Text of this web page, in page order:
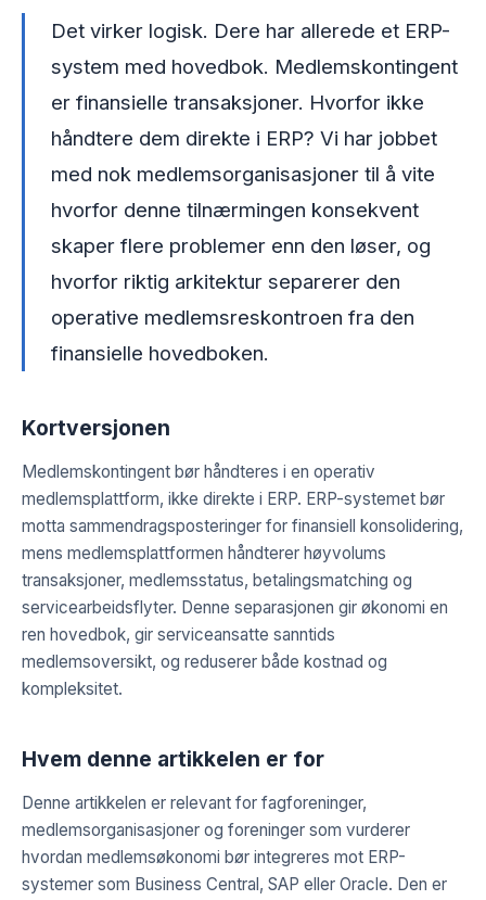
Det virker logisk. Dere har allerede et ERP-
system med hovedbok. Medlemskontingent
er finansielle transaksjoner. Hvorfor ikke
håndtere dem direkte i ERP? Vi har jobbet
med nok medlemsorganisasjoner til å vite
hvorfor denne tilnærmingen konsekvent
skaper flere problemer enn den løser, og
hvorfor riktig arkitektur separerer den
operative medlemsreskontroen fra den
finansielle hovedboken.
Kortversjonen
Medlemskontingent bør håndteres i en operativ
medlemsplattform, ikke direkte i ERP. ERP-systemet bør
motta sammendragsposteringer for finansiell konsolidering,
mens medlemsplattformen håndterer høyvolums
transaksjoner, medlemsstatus, betalingsmatching og
servicearbeidsflyter. Denne separasjonen gir økonomi en
ren hovedbok, gir serviceansatte sanntids
medlemsoversikt, og reduserer både kostnad og
kompleksitet.
Hvem denne artikkelen er for
Denne artikkelen er relevant for fagforeninger,
medlemsorganisasjoner og foreninger som vurderer
hvordan medlemsøkonomi bør integreres mot ERP-
systemer som Business Central, SAP eller Oracle. Den er